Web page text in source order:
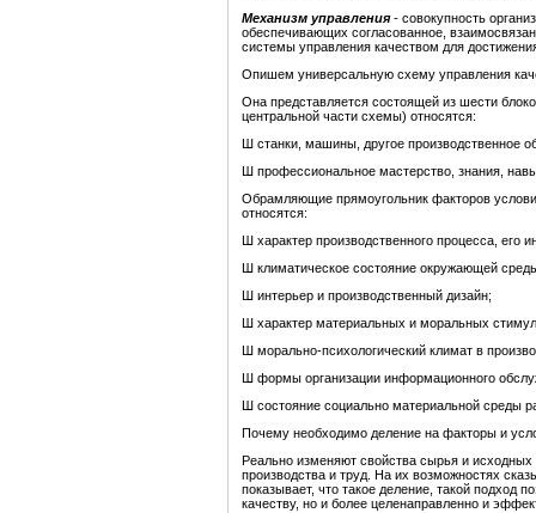
Механизм управления- совокупность
обеспечивающих согласованное,
системы управления качеством для
Опишем универсальную схему управления
Она представляется состоящей из шести
центральной части схемы) относятся:
Ш станки, машины, другое производственное
Ш профессиональное мастерство, знания,
Обрамляющие прямоугольник факторов
относятся:
Ш характер производственного процесса, его
Ш климатическое состояние окружающей
Ш интерьер и производственный дизайн;
Ш характер материальных и моральных
Ш морально-психологический климат в
Ш формы организации информационного
Ш состояние социально материальной среды
Почему необходимо деление на факторы и
Реально изменяют свойства сырья и исходных
производства и труд. На их возможностях
показывает, что такое деление, такой подход
качеству, но и более целенаправленно и